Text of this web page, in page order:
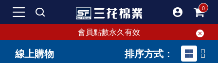
會員點數永久有效
線上購物 排序方式：